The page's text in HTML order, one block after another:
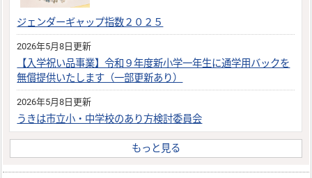
ジェンダーギャップ指数２０２５
2026年5月8日更新
【入学祝い品事業】令和９年度新小学一年生に通学用バックを
無償提供いたします（一部更新あり）
2026年5月8日更新
うきは市立小・中学校のあり方検討委員会
もっと見る